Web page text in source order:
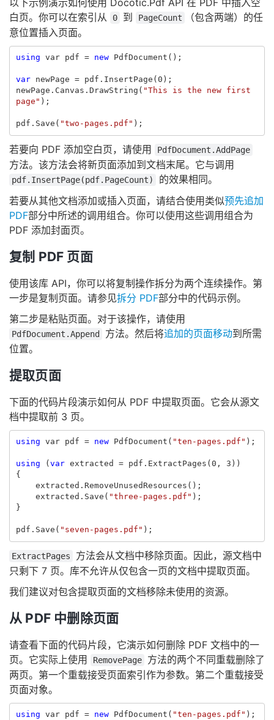
白页。你可以在索引从
0 到 PageCount
（包含两端）的任
意位置插入页面。
using var pdf = new PdfDocument ();
var newPage = pdf . InsertPage ( 0 );
newPage . Canvas . DrawString ( "This is the new first
page" );
pdf . Save ( "two-pages.pdf" );
若要向 PDF 添加空白页，请使用 PdfDocument.AddPage
方法。该方法会将新页面添加到文档末尾。它与调用
pdf.InsertPage(pdf.PageCount)
的效果相同。
若要从其他文档添加或插入页面，请结合使用类似预先追加
PDF部分中所述的调用组合。你可以使用这些调用组合为
PDF 添加封面页。
复制 PDF 页面
使用该库 API，你可以将复制操作拆分为两个连续操作。第
一步是复制页面。请参见拆分 PDF部分中的代码示例。
第二步是粘贴页面。对于该操作，请使用
PdfDocument.Append 方法。然后将追加的页面移动到所需
位置。
提取页面
下面的代码片段演示如何从 PDF 中提取页面。它会从源文
档中提取前 3 页。
using var pdf = new PdfDocument ( "ten-pages.pdf" );
using ( var extracted = pdf . ExtractPages ( 0 , 3 ))
{
extracted . RemoveUnusedResources ();
extracted . Save ( "three-pages.pdf" );
}
pdf . Save ( "seven-pages.pdf" );
ExtractPages
方法会从文档中移除页面。因此，源文档中
只剩下 7 页。库不允许从仅包含一页的文档中提取页面。
我们建议对包含提取页面的文档移除未使用的资源。
从 PDF 中删除页面
请查看下面的代码片段，它演示如何删除 PDF 文档中的一
页。它实际上使用
RemovePage
方法的两个不同重载删除了
两页。第一个重载接受页面索引作为参数。第二个重载接受
页面对象。
using var pdf = new PdfDocument ( "ten-pages.pdf" );